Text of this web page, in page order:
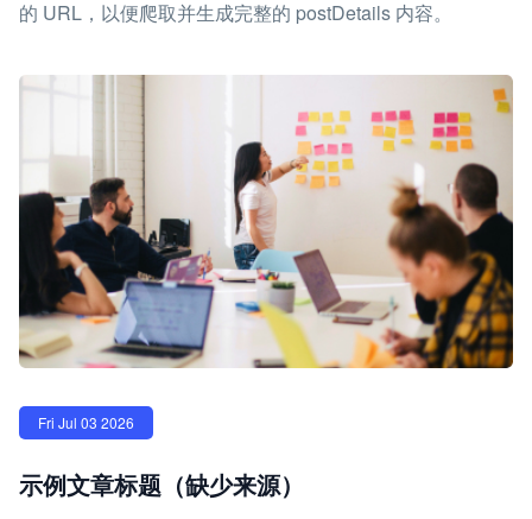
的 URL，以便爬取并生成完整的 postDetails 内容。
Fri Jul 03 2026
示例文章标题（缺少来源）